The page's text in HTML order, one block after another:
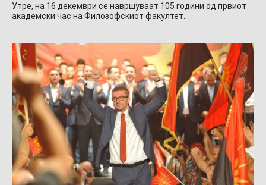
Утре, на 16 декември се навршуваат 105 години од првиот
академски час на Филозофскиот факултет…